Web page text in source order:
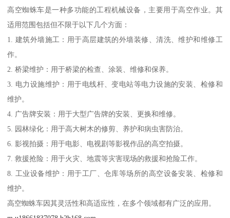
高空蜘蛛车是一种多功能的工程机械设备，主要用于高空作业。其
适用范围包括但不限于以下几个方面：
1. 建筑外墙施工：用于高层建筑的外墙装修、清洗、维护和维修工
作。
2. 桥梁维护：用于桥梁的检查、涂装、维修和保养。
3. 电力设施维护：用于电线杆、变电站等电力设施的安装、检修和
维护。
4. 广告牌安装：用于大型广告牌的安装、更换和维修。
5. 园林绿化：用于高大树木的修剪、养护和病虫害防治。
6. 影视拍摄：用于电影、电视剧等影视作品的高空拍摄。
7. 救援抢险：用于火灾、地震等灾害现场的救援和抢险工作。
8. 工业设备维护：用于工厂、仓库等场所的高空设备安装、检修和
维护。
高空蜘蛛车因其灵活性和高适应性，在多个领域都有广泛的应用。